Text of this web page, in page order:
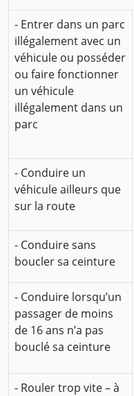
- Entrer dans un parc
illégalement avec un
véhicule ou posséder
ou faire fonctionner
un véhicule
illégalement dans un
parc
- Conduire un
véhicule ailleurs que
sur la route
- Conduire sans
boucler sa ceinture
- Conduire lorsqu’un
passager de moins
de 16 ans n’a pas
bouclé sa ceinture
- Rouler trop vite – à